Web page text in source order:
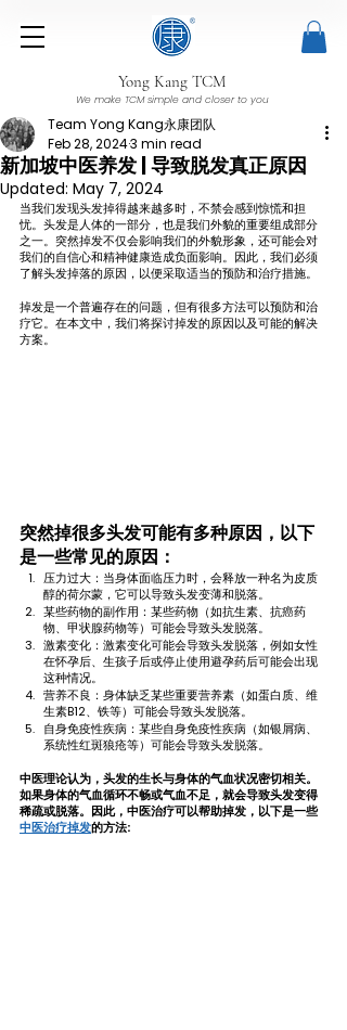
Yong Kang TCM
We make TCM simple and closer to you
新加坡中医养发 | 导致脱发真正原因
Team Yong Kang永康团队
Feb 28, 20243 min read
Updated: May 7, 2024
当我们发现头发掉得越来越多时，不禁会感到惊慌和担
忧。头发是人体的一部分，也是我们外貌的重要组成部分
之一。突然掉发不仅会影响我们的外貌形象，还可能会对
我们的自信心和精神健康造成负面影响。因此，我们必须
了解头发掉落的原因，以便采取适当的预防和治疗措施。
掉发是一个普遍存在的问题，但有很多方法可以预防和治
疗它。在本文中，我们将探讨掉发的原因以及可能的解决
方案。
突然掉很多头发可能有多种原因，以下
是一些常见的原因：
压力过大：当身体面临压力时，会释放一种名为皮质
醇的荷尔蒙，它可以导致头发变薄和脱落。
某些药物的副作用：某些药物（如抗生素、抗癌药
物、甲状腺药物等）可能会导致头发脱落。
激素变化：激素变化可能会导致头发脱落，例如女性
在怀孕后、生孩子后或停止使用避孕药后可能会出现
这种情况。
营养不良：身体缺乏某些重要营养素（如蛋白质、维
生素B12、铁等）可能会导致头发脱落。
自身免疫性疾病：某些自身免疫性疾病（如银屑病、
系统性红斑狼疮等）可能会导致头发脱落。
中医理论认为，头发的生长与身体的气血状况密切相关。
如果身体的气血循环不畅或气血不足，就会导致头发变得
稀疏或脱落。因此，中医治疗可以帮助掉发，以下是一些
中医治疗掉发的方法: